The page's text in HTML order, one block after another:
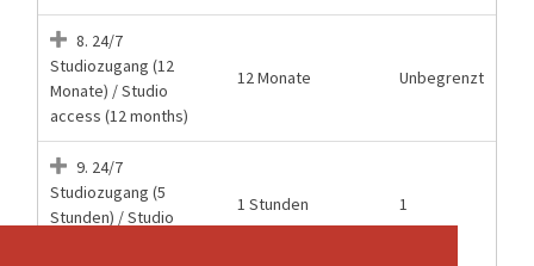
8. 24/7
Studiozugang (12
Monate) / Studio
access (12 months)
12 Monate Unbegrenzt
9. 24/7
Studiozugang (5
Stunden) / Studio
1 Stunden 1